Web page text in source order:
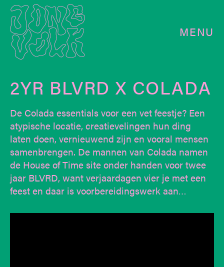
MENU
2YR BLVRD X COLADA
De Colada essentials voor een vet feestje? Een
atypische locatie, creatievelingen hun ding
laten doen, vernieuwend zijn en vooral mensen
samenbrengen. De mannen van Colada namen
de House of Time site onder handen voor twee
jaar BLVRD, want verjaardagen vier je met een
feest en daar is voorbereidingswerk aan…